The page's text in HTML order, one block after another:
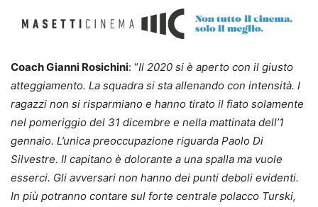
Coach Gianni Rosichini: “Il 2020 si è aperto con il giusto
atteggiamento. La squadra si sta allenando con intensità. I
ragazzi non si risparmiano e hanno tirato il fiato solamente
nel pomeriggio del 31 dicembre e nella mattinata dell’1
gennaio. L’unica preoccupazione riguarda Paolo Di
Silvestre. Il capitano è dolorante a una spalla ma vuole
esserci. Gli avversari non hanno dei punti deboli evidenti.
In più potranno contare sul forte centrale polacco Turski,